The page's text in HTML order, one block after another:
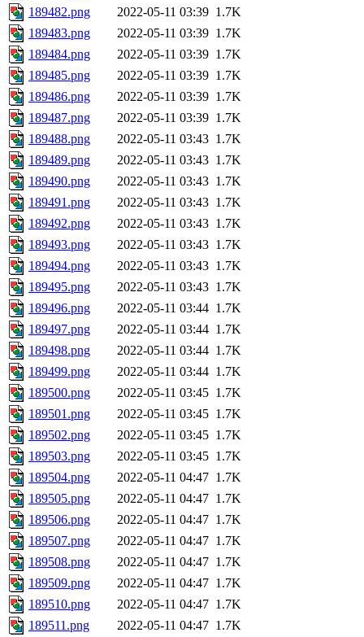
189482.png
2022-05-11 03:39 1.7K
189483.png
2022-05-11 03:39 1.7K
189484.png
2022-05-11 03:39 1.7K
189485.png
2022-05-11 03:39 1.7K
189486.png
2022-05-11 03:39 1.7K
189487.png
2022-05-11 03:39 1.7K
189488.png
2022-05-11 03:43 1.7K
189489.png
2022-05-11 03:43 1.7K
189490.png
2022-05-11 03:43 1.7K
189491.png
2022-05-11 03:43 1.7K
189492.png
2022-05-11 03:43 1.7K
189493.png
2022-05-11 03:43 1.7K
189494.png
2022-05-11 03:43 1.7K
189495.png
2022-05-11 03:43 1.7K
189496.png
2022-05-11 03:44 1.7K
189497.png
2022-05-11 03:44 1.7K
189498.png
2022-05-11 03:44 1.7K
189499.png
2022-05-11 03:44 1.7K
189500.png
2022-05-11 03:45 1.7K
189501.png
2022-05-11 03:45 1.7K
189502.png
2022-05-11 03:45 1.7K
189503.png
2022-05-11 03:45 1.7K
189504.png
2022-05-11 04:47 1.7K
189505.png
2022-05-11 04:47 1.7K
189506.png
2022-05-11 04:47 1.7K
189507.png
2022-05-11 04:47 1.7K
189508.png
2022-05-11 04:47 1.7K
189509.png
2022-05-11 04:47 1.7K
189510.png
2022-05-11 04:47 1.7K
189511.png
2022-05-11 04:47 1.7K